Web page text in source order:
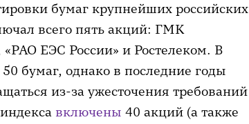
бумаг крупнейших российских
всего пять акций: ГМК
ЕЭС России» и Ростелеком. В
бумаг, однако в последние годы
из-за ужесточения требований
включены 40 акций (а также